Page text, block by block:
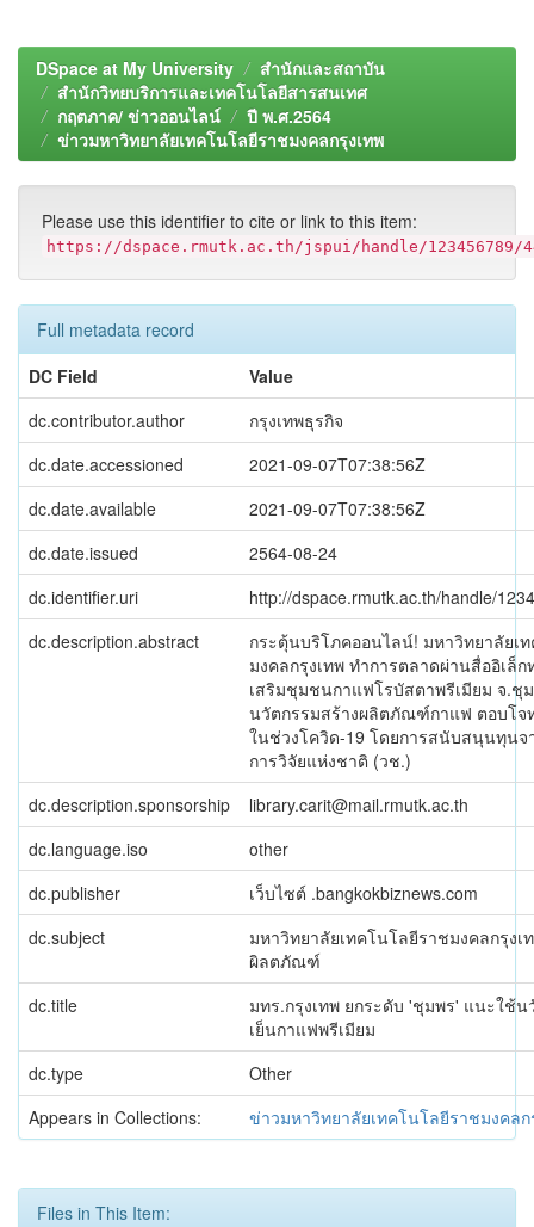
DSpace at My University
สำนักและสถาบัน
สำนักวิทยบริการและเทคโนโลยีสารสนเทศ
กฤตภาค/ ข่าวออนไลน์
ปี พ.ศ.2564
ข่าวมหาวิทยาลัยเทคโนโลยีราชมงคลกรุงเทพ
Please use this identifier to cite or link to this item:
https://dspace.rmutk.ac.th/jspui/handle/123456789/
Full metadata record
DC Field
Value
dc.contributor.author
กรุงเทพธุรกิจ
dc.date.accessioned
2021-09-07T07:38:56Z
dc.date.available
2021-09-07T07:38:56Z
dc.date.issued
2564-08-24
dc.identifier.uri
http://dspace.rmutk.ac.th/handle/
dc.description.abstract
กระตุ้นบริโภคออนไลน์! มหาวิทยาลัยเ
มงคลกรุงเทพ ทำการตลาดผ่านสื่ออิเล็
เสริมชุมชนกาแฟโรบัสตาพรีเมียม จ.ชุ
นวัตกรรมสร้างผลิตภัณฑ์กาแฟ ตอบโจ
ในช่วงโควิด-19 โดยการสนับสนุนทุนจ
การวิจัยแห่งชาติ (วช.)
dc.description.sponsorship
library.carit@mail.rmutk.ac.th
dc.language.iso
other
dc.publisher
เว็บไซต์ .bangkokbiznews.com
dc.subject
มหาวิทยาลัยเทคโนโลยีราชมงคลกรุง
ผิลตภัณฑ์
dc.title
มทร.กรุงเทพ ยกระดับ 'ชุมพร' แนะใช้
เย็นกาแฟพรีเมียม
dc.type
Other
Appears in Collections:
ข่าวมหาวิทยาลัยเทคโนโลยีราชมงคลก
Files in This Item: